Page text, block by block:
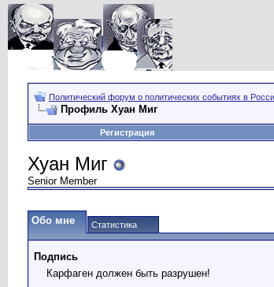
Политический форум о политических событиях в
Профиль Хуан Миг
Регистрация
Хуан Миг
Senior Member
Обо мне Статистика
Подпись
Карфаген должен быть разрушен!